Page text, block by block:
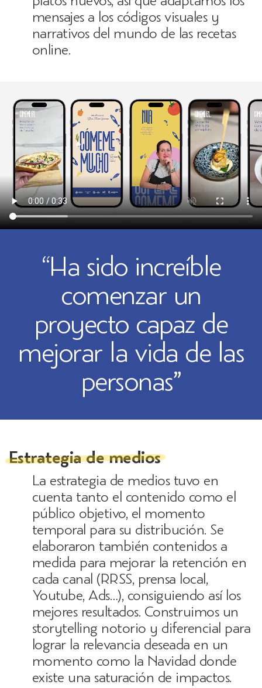
mensajes a los códigos visuales y
narrativos del mundo de las recetas
online.
“Ha sido increíble
comenzar un
proyecto capaz de
mejorar la vida de las
personas”
Estrategia de medios
La estrategia de medios tuvo en
cuenta tanto el contenido como el
público objetivo, el momento
temporal para su distribución. Se
elaboraron también contenidos a
medida para mejorar la retención en
cada canal (RRSS, prensa local,
Youtube, Ads…), consiguiendo así los
mejores resultados. Construimos un
storytelling notorio y diferencial para
lograr la relevancia deseada en un
momento como la Navidad donde
existe una saturación de impactos.